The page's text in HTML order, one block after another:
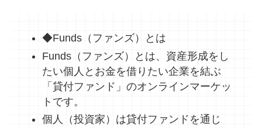
◆Funds（ファンズ）とは
Funds（ファンズ）とは、資産形成をし
たい個人とお金を借りたい企業を結ぶ
「貸付ファンド」のオンラインマーケッ
トです。
個人（投資家）は貸付ファンドを通じ